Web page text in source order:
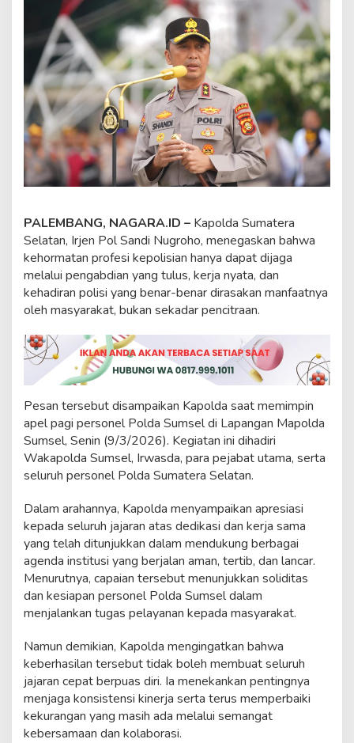
e
l
:
M
u
a
k
a
n
P
r
o
e
i
K
e
p
o
l
i
s
i
a
d
e
n
g
a
n
e
n
g
a
b
d
a
n
y
a
a
PALEMBANG, NAGARA.ID – Kapolda Sumatera
Selatan, Irjen Pol Sandi Nugroho, menegaskan bahwa
kehormatan profesi kepolisian hanya dapat dijaga
melalui pengabdian yang tulus, kerja nyata, dan
kehadiran polisi yang benar-benar dirasakan manfaatnya
oleh masyarakat, bukan sekadar pencitraan.
Pesan tersebut disampaikan Kapolda saat memimpin
apel pagi personel Polda Sumsel di Lapangan Mapolda
Sumsel, Senin (9/3/2026). Kegiatan ini dihadiri
Wakapolda Sumsel, Irwasda, para pejabat utama, serta
seluruh personel Polda Sumatera Selatan.
Dalam arahannya, Kapolda menyampaikan apresiasi
kepada seluruh jajaran atas dedikasi dan kerja sama
yang telah ditunjukkan dalam mendukung berbagai
agenda institusi yang berjalan aman, tertib, dan lancar.
Menurutnya, capaian tersebut menunjukkan soliditas
dan kesiapan personel Polda Sumsel dalam
menjalankan tugas pelayanan kepada masyarakat.
Namun demikian, Kapolda mengingatkan bahwa
keberhasilan tersebut tidak boleh membuat seluruh
jajaran cepat berpuas diri. Ia menekankan pentingnya
menjaga konsistensi kinerja serta terus memperbaiki
kekurangan yang masih ada melalui semangat
kebersamaan dan kolaborasi.